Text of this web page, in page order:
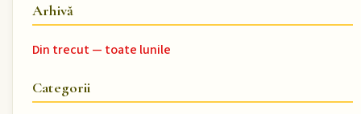
Arhivă
Din trecut — toate lunile
Categorii